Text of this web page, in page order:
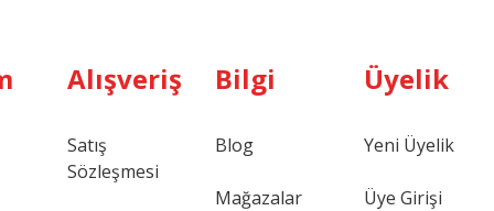
Alışveriş
Satış
Sözleşmesi
Bilgi
Blog
Mağazalar
Üyelik
Yeni Üyelik
Üye Girişi